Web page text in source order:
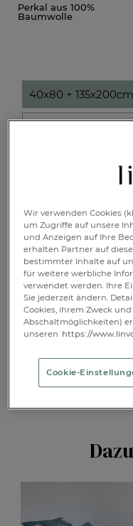
Perkal aus 100%
Baumwolle
40x80 + 135x200cm
40x80 + 155x220cm
1
Wir verwenden Cookies
um Zugriffe auf unsere
und Anzeigen auf Ihre
erhalten Partner auf
bestimmter Inhalte auf
für weitere werbliche
verwendet werden. Ihre
Sie jederzeit ändern.
Cookies, ihrem Zweck
Abschaltmöglichkeiten)
unseren https://
Cookie-